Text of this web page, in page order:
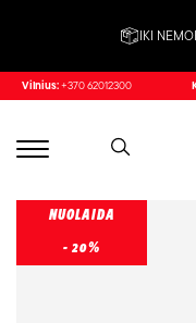
IKI
Vilnius: +370 62012300
NUOLAIDA
- 20%